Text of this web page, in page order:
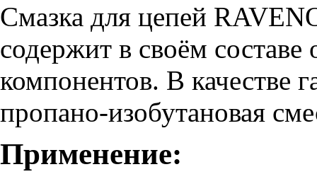
Смазка для цепей
содержит в своём
компонентов. В качестве
пропано-изобутановая
Применение: